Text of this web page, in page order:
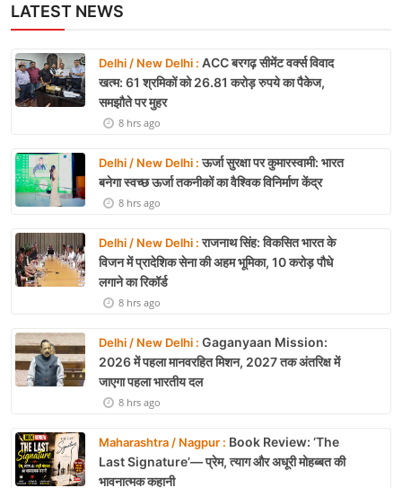
LATEST NEWS
Delhi / New Delhi : ACC बरगढ़ सीमेंट वर्क्स विवाद
खत्म: 61 श्रमिकों को 26.81 करोड़ रुपये का पैकेज,
समझौते पर मुहर
8 hrs ago
Delhi / New Delhi :ऊर्जा सुरक्षा पर कुमारस्वामी: भारत
बनेगा स्वच्छ ऊर्जा तकनीकों का वैश्विक विनिर्माण केंद्र
8 hrs ago
Delhi / New Delhi :राजनाथ सिंह: विकसित भारत के
विजन में प्रादेशिक सेना की अहम भूमिका, 10 करोड़ पौधे
लगाने का रिकॉर्ड
8 hrs ago
Delhi / New Delhi : Gaganyaan Mission:
2026 में पहला मानवरहित मिशन, 2027 तक अंतरिक्ष में
जाएगा पहला भारतीय दल
8 hrs ago
Maharashtra / Nagpur : Book Review: ‘The
Last Signature’— प्रेम, त्याग और अधूरी मोहब्बत की
भावनात्मक कहानी